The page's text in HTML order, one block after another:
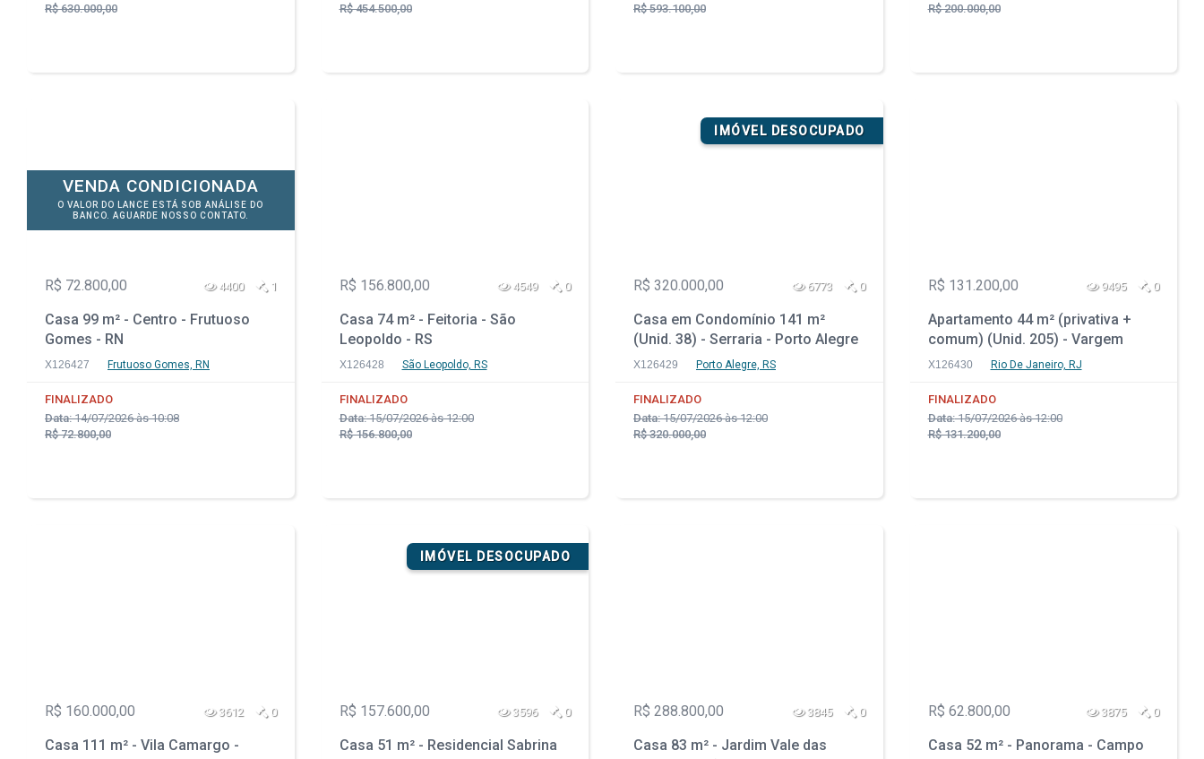
R$ 630.000,00
R$ 454.500,00
R$ 593.100,00
R$ 200.000,00
VENDA CONDICIONADA
O VALOR DO LANCE ESTÁ SOB ANÁLISE DO
BANCO. AGUARDE NOSSO CONTATO.
R$ 72.800,00 4400 1
Casa 99 m² - Centro - Frutuoso
Gomes - RN
X126427 Frutuoso Gomes, RN
FINALIZADO
Data:14/07/2026 às 10:08
R$ 72.800,00
R$ 156.800,00 4549 0
Casa 74 m² - Feitoria - São
Leopoldo - RS
X126428 São Leopoldo, RS
FINALIZADO
Data:15/07/2026 às 12:00
R$ 156.800,00
IMÓVEL DESOCUPADO
R$ 320.000,00 6773 0
Casa em Condomínio 141 m²
(Unid. 38) - Serraria - Porto Alegre
- RS
X126429 Porto Alegre, RS
FINALIZADO
Data:15/07/2026 às 12:00
R$ 320.000,00
R$ 131.200,00 9495 0
Apartamento 44 m² (privativa +
comum) (Unid. 205) - Vargem
Pequena - Rio de Janeiro - RJ
X126430 Rio De Janeiro, RJ
FINALIZADO
Data:15/07/2026 às 12:00
R$ 131.200,00
R$ 160.000,00 3612 0
Casa 111 m² - Vila Camargo -
IMÓVEL DESOCUPADO
R$ 157.600,00 3596 0
Casa 51 m² - Residencial Sabrina
R$ 288.800,00 3845 0
Casa 83 m² - Jardim Vale das
R$ 62.800,00 3875 0
Casa 52 m² - Panorama - Campo